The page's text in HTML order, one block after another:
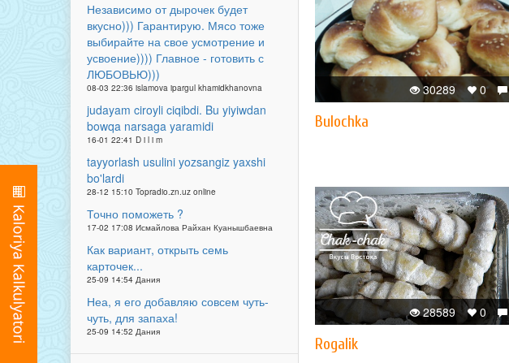
Независимо от дырочек будет
вкусно))) Гарантирую. Мясо тоже
выбирайте на свое усмотрение и
усвоение)))) Главное - готовить с
ЛЮБОВЬЮ)))
08-03 22:36 islamova ipargul khamidkhanovna
judayam ciroyli ciqibdi. Bu yiyiwdan
bowqa narsaga yaramidi
16-01 22:41 D i l i m
tayyorlash usulini yozsangiz yaxshi
bo'lardi
28-12 15:10 Topradio.zn.uz online
Точно поможеть ?
17-02 17:08 Исмайлова Райхан Куанышбаевна
Как вариант, открыть семь
карточек...
25-09 14:54 Дания
Неа, я его добавляю совсем чуть-
чуть, для запаха!
25-09 14:52 Дания
0
30289
Bulochka
0
28589
Rogalik